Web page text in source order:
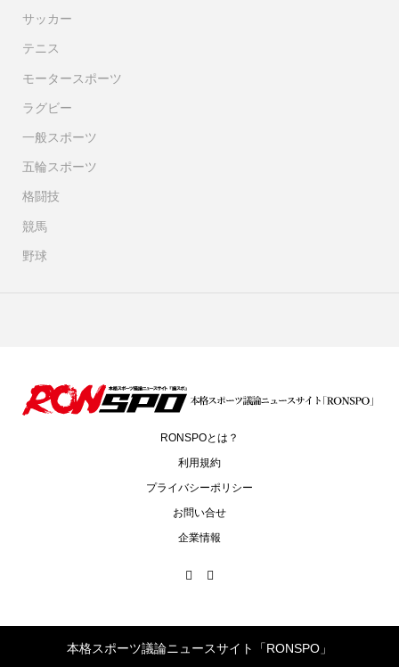
サッカー
テニス
モータースポーツ
ラグビー
一般スポーツ
五輪スポーツ
格闘技
競馬
野球
RONSPOとは？
利用規約
プライバシーポリシー
お問い合せ
企業情報
本格スポーツ議論ニュースサイト「RONSPO」